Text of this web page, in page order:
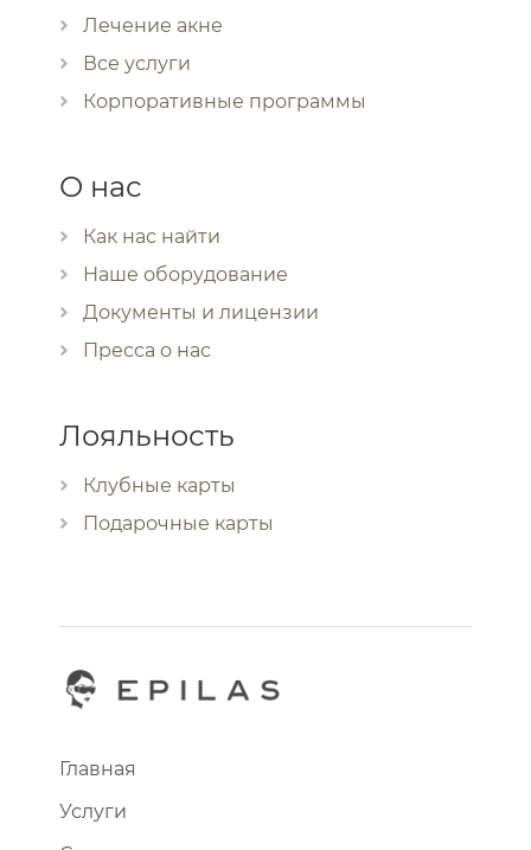
Лечение акне
Все услуги
Корпоративные программы
О нас
Как нас найти
Наше оборудование
Документы и лицензии
Пресса о нас
Лояльность
Клубные карты
Подарочные карты
Главная
Услуги